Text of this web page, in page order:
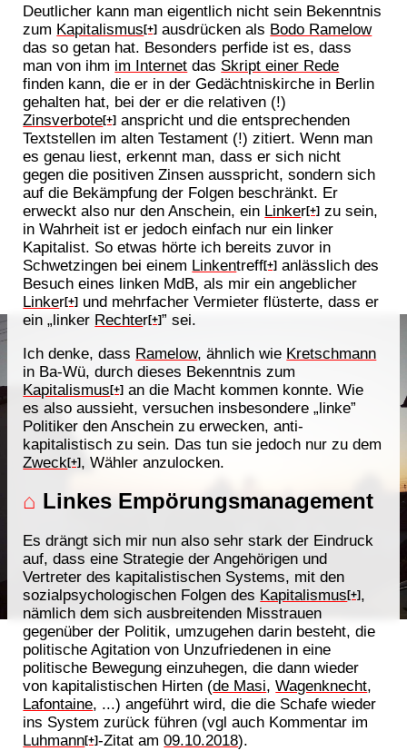
Deutlicher kann man eigentlich nicht sein Bekenntnis
zum Kapitalismus[+] ausdrücken als Bodo Ramelow
das so getan hat. Besonders perfide ist es, dass
man von ihm im Internet das Skript einer Rede
finden kann, die er in der Gedächtniskirche in Berlin
gehalten hat, bei der er die relativen (!)
Zinsverbote[+] anspricht und die entsprechenden
Textstellen im alten Testament (!) zitiert. Wenn man
es genau liest, erkennt man, dass er sich nicht
gegen die positiven Zinsen ausspricht, sondern sich
auf die Bekämpfung der Folgen beschränkt. Er
erweckt also nur den Anschein, ein Linker[+] zu sein,
in Wahrheit ist er jedoch einfach nur ein linker
Kapitalist. So etwas hörte ich bereits zuvor in
Schwetzingen bei einem Linkentreff[+] anlässlich des
Besuch eines linken MdB, als mir ein angeblicher
Linker[+] und mehrfacher Vermieter flüsterte, dass er
ein „linker Rechter[+]” sei.
Ich denke, dass Ramelow, ähnlich wie Kretschmann
in Ba-Wü, durch dieses Bekenntnis zum
Kapitalismus[+] an die Macht kommen konnte. Wie
es also aussieht, versuchen insbesondere „linke”
Politiker den Anschein zu erwecken, anti-
kapitalistisch zu sein. Das tun sie jedoch nur zu dem
Zweck[+] , Wähler anzulocken.
⌂ Linkes Empörungsmanagement
Es drängt sich mir nun also sehr stark der Eindruck
auf, dass eine Strategie der Angehörigen und
Vertreter des kapitalistischen Systems, mit den
sozialpsychologischen Folgen des Kapitalismus[+] ,
nämlich dem sich ausbreitenden Misstrauen
gegenüber der Politik, umzugehen darin besteht, die
politische Agitation von Unzufriedenen in eine
politische Bewegung einzuhegen, die dann wieder
von kapitalistischen Hirten (de Masi,Wagenknecht,
Lafontaine, ...) angeführt wird, die die Schafe wieder
ins System zurück führen (vgl auch Kommentar im
Luhmann[+]-Zitat am09.10.2018).